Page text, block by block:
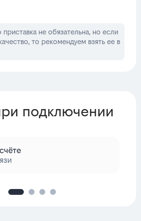
не обязательна, но если
то рекомендуем взять ее в
подключении